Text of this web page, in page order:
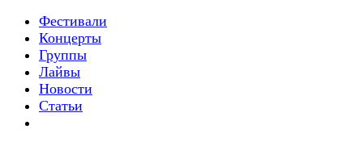
Фестивали
Концерты
Группы
Лайвы
Новости
Статьи